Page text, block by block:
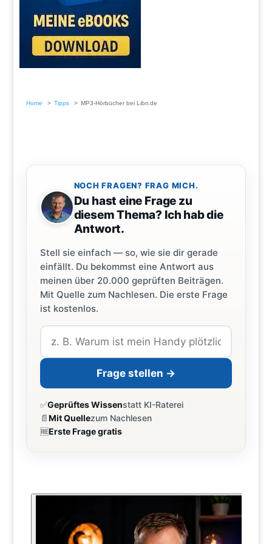
Home Tipps MP3-Hörbücher bei Libri.de
NOCH FRAGEN? FRAG MICH.
Du hast eine Frage zu
diesem Thema? Ich hab die
Antwort.
Stell sie einfach — so, wie sie dir gerade
einfällt. Du bekommst eine Antwort aus
meinen über 20.000 geprüften Beiträgen.
Mit Quelle zum Nachlesen. Die erste Frage
ist kostenlos.
Frage stellen →
✅Geprüftes Wissenstatt KI-Raterei
📄Mit Quellezum Nachlesen
🆓Erste Frage gratis